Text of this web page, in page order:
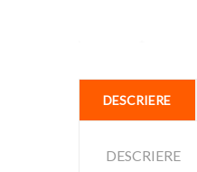
DESCRIERE
DESCRIERE